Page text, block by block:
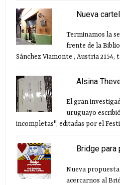
Nueva
Terminamos la
frente de la
Sánchez Viamonte , Austria 2154,
Alsina
El gran
uruguayo
incompletas", editadas por el
Bridge
Nueva
acercarnos al